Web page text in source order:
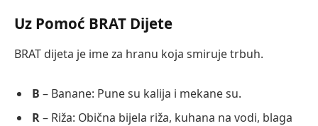
Uz Pomoć BRAT Dijete
BRAT dijeta je ime za hranu koja smiruje trbuh.
B – Banane: Pune su kalija i mekane su.
R– Riža: Obična bijela riža, kuhana na vodi, blaga